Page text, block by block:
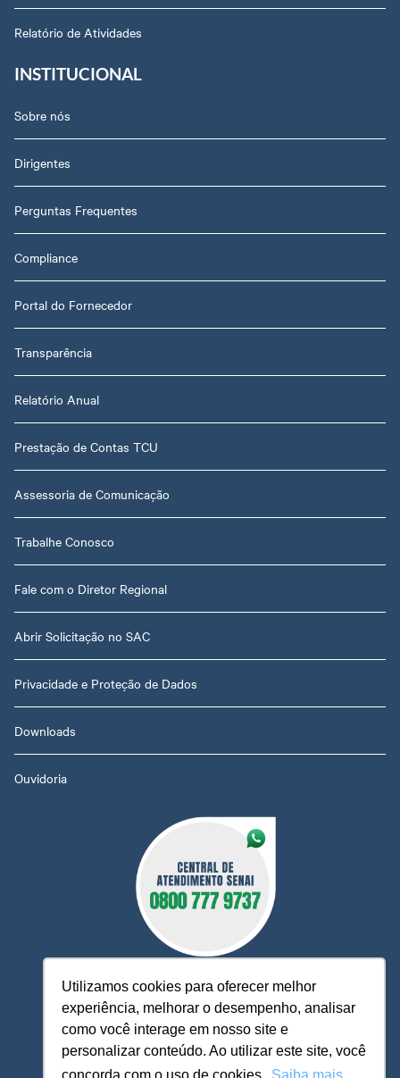
Utilizamos cookies para oferecer melhor
experiência, melhorar o desempenho, analisar
como você interage em nosso site e
personalizar conteúdo. Ao utilizar este site, você
Relatório de Atividades
INSTITUCIONAL
Sobre nós
Dirigentes
Perguntas Frequentes
Compliance
Portal do Fornecedor
Transparência
Relatório Anual
Prestação de Contas TCU
Assessoria de Comunicação
Trabalhe Conosco
Fale com o Diretor Regional
Abrir Solicitação no SAC
Privacidade e Proteção de Dados
Downloads
Ouvidoria
O Senai MT está à sua disposição, pronto para esclarecer
dúvidas, receber reclamações, sugestões e firmar parcerias,
visando sempre oferecer melhores serviços e atendimento.